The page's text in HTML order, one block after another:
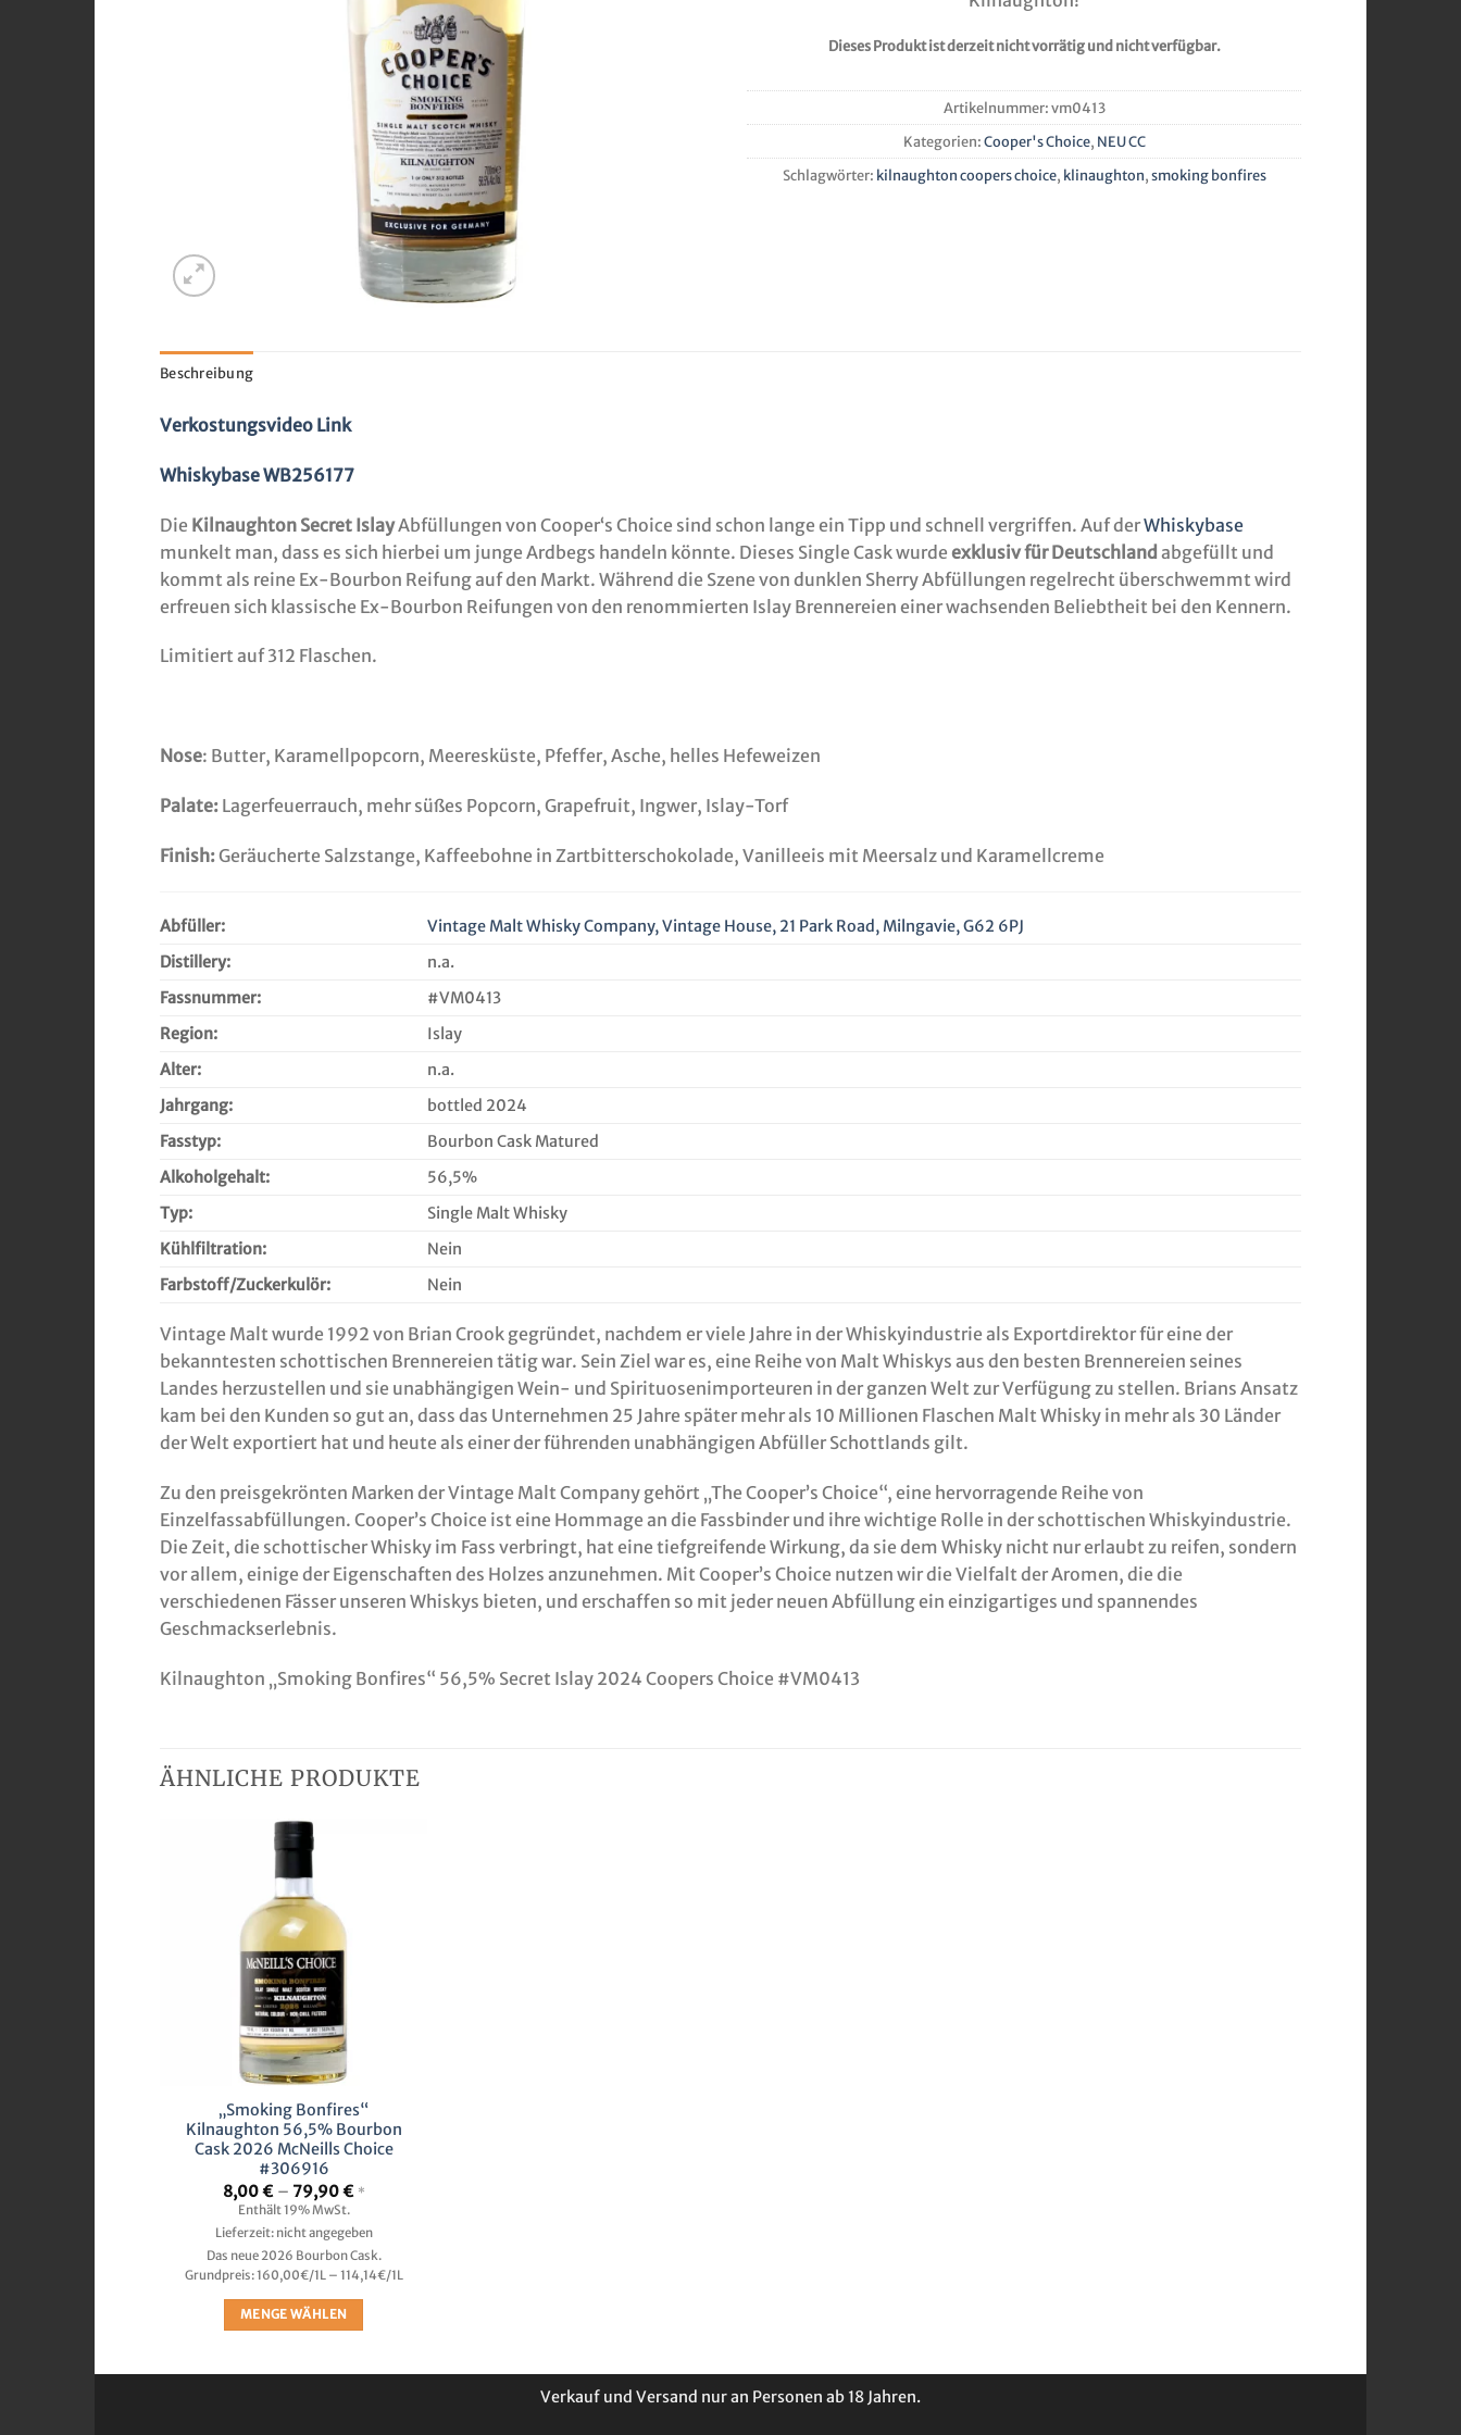
Dieses Produkt ist derzeit nicht vorrätig und nicht verfügbar.
Artikelnummer:vm0413
Kategorien:Cooper's Choice, NEU CC
Schlagwörter: kilnaughton coopers choice, klinaughton,smoking bonfires
Beschreibung
Verkostungsvideo Link
Whiskybase WB256177
Die Kilnaughton Secret IslayAbfüllungen von Cooper‘s Choice sind schon lange ein Tipp und schnell vergriffen. Auf derWhiskybase
munkelt man, dass es sich hierbei um junge Ardbegs handeln könnte. Dieses Single Cask wurde exklusiv für Deutschland abgefüllt und
kommt als reine Ex-Bourbon Reifung auf den Markt. Während die Szene von dunklen Sherry Abfüllungen regelrecht überschwemmt wird
erfreuen sich klassische Ex-Bourbon Reifungen von den renommierten Islay Brennereien einer wachsenden Beliebtheit bei den Kennern.
Limitiert auf 312 Flaschen.
Nose: Butter, Karamellpopcorn, Meeresküste, Pfeffer, Asche, helles Hefeweizen
Palate: Lagerfeuerrauch, mehr süßes Popcorn, Grapefruit, Ingwer, Islay-Torf
Finish:Geräucherte Salzstange, Kaffeebohne in Zartbitterschokolade, Vanilleeis mit Meersalz und Karamellcreme
Abfüller:
Vintage Malt Whisky Company, Vintage House, 21 Park Road, Milngavie, G62 6PJ
Distillery:
n.a.
Fassnummer:
#VM0413
Region:
Islay
Alter:
n.a.
Jahrgang:
bottled 2024
Fasstyp:
Bourbon Cask Matured
Alkoholgehalt:
56,5%
Typ:
Single Malt Whisky
Kühlfiltration:
Nein
Farbstoff/Zuckerkulör:
Nein
Vintage Malt wurde 1992 von Brian Crook gegründet, nachdem er viele Jahre in der Whiskyindustrie als Exportdirektor für eine der
bekanntesten schottischen Brennereien tätig war. Sein Ziel war es, eine Reihe von Malt Whiskys aus den besten Brennereien seines
Landes herzustellen und sie unabhängigen Wein- und Spirituosenimporteuren in der ganzen Welt zur Verfügung zu stellen. Brians Ansatz
kam bei den Kunden so gut an, dass das Unternehmen 25 Jahre später mehr als 10 Millionen Flaschen Malt Whisky in mehr als 30 Länder
der Welt exportiert hat und heute als einer der führenden unabhängigen Abfüller Schottlands gilt.
Zu den preisgekrönten Marken der Vintage Malt Company gehört „The Cooper’s Choice“, eine hervorragende Reihe von
Einzelfassabfüllungen. Cooper’s Choice ist eine Hommage an die Fassbinder und ihre wichtige Rolle in der schottischen Whiskyindustrie.
Die Zeit, die schottischer Whisky im Fass verbringt, hat eine tiefgreifende Wirkung, da sie dem Whisky nicht nur erlaubt zu reifen, sondern
vor allem, einige der Eigenschaften des Holzes anzunehmen. Mit Cooper’s Choice nutzen wir die Vielfalt der Aromen, die die
verschiedenen Fässer unseren Whiskys bieten, und erschaffen so mit jeder neuen Abfüllung ein einzigartiges und spannendes
Geschmackserlebnis.
Kilnaughton „Smoking Bonfires“ 56,5% Secret Islay 2024 Coopers Choice #VM0413
ÄHNLICHE PRODUKTE
„Smoking Bonfires“
Kilnaughton 56,5% Bourbon
Cask 2026 McNeills Choice
#306916
8,00€ – 79,90€Preisspanne:
79,90 €
*
Enthält 19% MwSt.
Lieferzeit: nicht angegeben
Das neue 2026 Bourbon Cask.
Grundpreis: 160,00€/1L – 114,14€/1L
MENGE WÄHLEN
Verkauf und Versand nur an Personen ab 18 Jahren.